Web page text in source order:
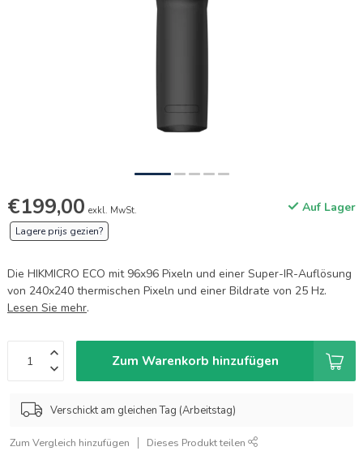
€199,00 exkl. MwSt. Auf Lager
Lagere prijs gezien?
Die HIKMICRO ECO mit 96x96 Pixeln und einer Super-IR-Auflösung
von 240x240 thermischen Pixeln und einer Bildrate von 25 Hz.
Lesen Sie mehr.
Zum Warenkorb hinzufügen
Verschickt am gleichen Tag (Arbeitstag)
Zum Vergleich hinzufügen Dieses Produkt teilen